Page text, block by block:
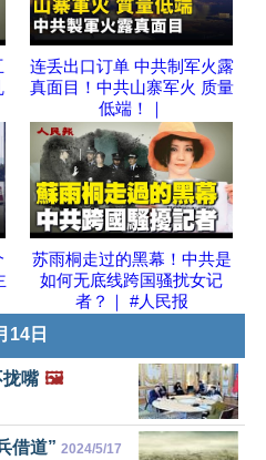
连丢出口订单 中共制军火露
真面目！中共山寨军火 质量
低端！｜
苏雨桐走过的黑幕！中共是
如何无底线跨国骚扰女记
者？｜ #人民报
14日
嘴 🖼️
借道” 2024/5/17